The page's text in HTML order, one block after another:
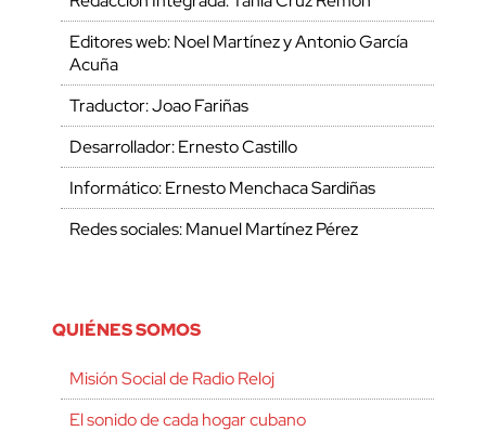
Editores web: Noel Martínez y Antonio García
Acuña
Traductor: Joao Fariñas
Desarrollador: Ernesto Castillo
Informático: Ernesto Menchaca Sardiñas
Redes sociales: Manuel Martínez Pérez
QUIÉNES SOMOS
Misión Social de Radio Reloj
El sonido de cada hogar cubano